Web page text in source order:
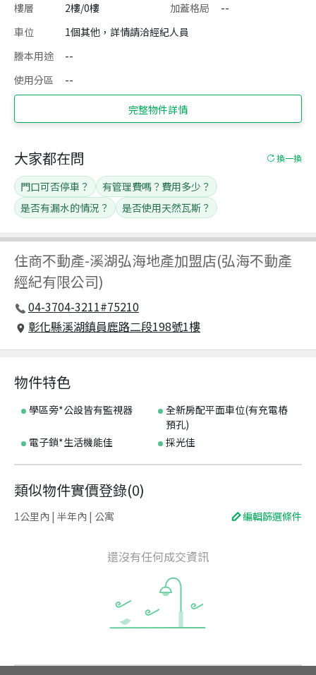
樓層
2樓/0樓 加蓋格局
--
車位
1個其他，詳情請洽經紀人員
謄本用途
--
使用分區
--
完整物件詳情
住商不動產-溪湖弘海地產加盟店(弘海不動產
經紀有限公司)
04-3704-3211#75210
彰化縣溪湖鎮員鹿路二段198號1樓
大家都在問 換一換
門口可否停車？
有管理費嗎？費用多少？
是否有漏水的情況？
是否使用天然瓦斯？
物件特色
學區旁*公設皆有監視器
全新房配平面車位(有充電樁
預孔)
電子鎖*生活機能佳
採光佳
類似物件實價登錄(0)
1公里內 | 半年內 | 公寓 編輯篩選條件
還沒有任何成交資訊